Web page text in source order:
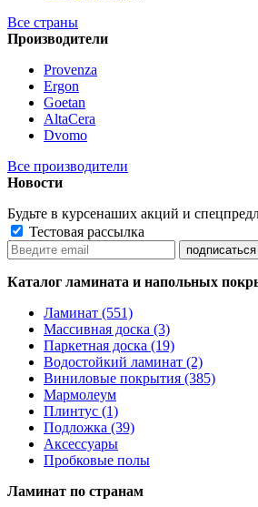
Все страны
Производители
Provenza
Ergon
Goetan
AltaСera
Dvomo
Все производители
Новости
Будьте в курсенаших акций и
Тестовая рассылка
Каталог ламината и напольных
Ламинат (551)
Массивная доска (3)
Паркетная доска (19)
Водостойкий ламинат (2)
Виниловые покрытия (385)
Мармолеум
Плинтус (1)
Подложка (39)
Аксессуары
Пробковые полы
Ламинат по странам